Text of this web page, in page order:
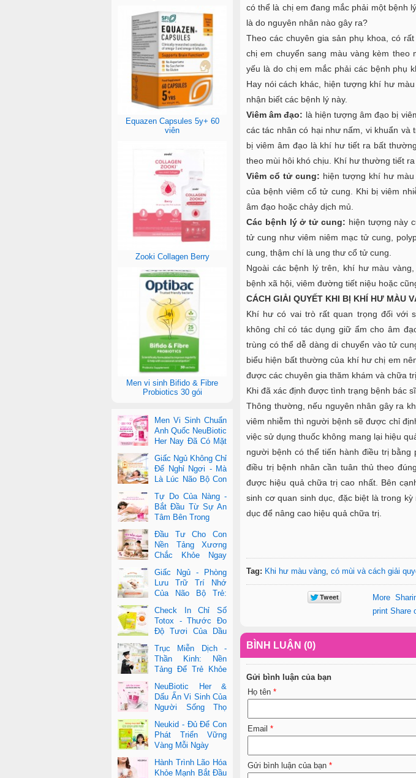
có thể là chị em đang mắc phải một bệnh
là do nguyên nhân nào gây ra?
Theo các chuyên gia sản phụ khoa, có
chị em chuyển sang màu vàng kèm theo
yếu là do chị em mắc phải các bệnh phụ
Hay nói cách khác, hiện tượng khí hư
nhận biết các bệnh lý này.
Viêm âm đạo: là hiện tượng âm đạo bị
các tác nhân có hại như nấm, vi khuẩn
bị viêm âm đạo là khí hư tiết ra bất
theo mùi hôi khó chịu. Khí hư thường tiết
Viêm cổ tử cung: hiện tượng khí hư
của bệnh viêm cổ tử cung. Khi bị viêm
âm đạo hoặc chảy dịch mủ.
Các bệnh lý ở tử cung: hiện tượng này
tử cung như viêm niêm mạc tử cung,
cung, thậm chí là ung thư cổ tử cung.
Ngoài các bệnh lý trên, khí hư màu
bệnh xã hội, viêm đường tiết niệu hoặc
CÁCH GIẢI QUYẾT KHI BỊ KHÍ HƯ MÀU
Khí hư có vai trò rất quan trọng đối với
không chỉ có tác dụng giữ ẩm cho âm
trùng có thể dễ dàng di chuyển vào tử
biểu hiện bất thường của khí hư chị em
được các chuyên gia thăm khám và chữa
Khi đã xác định được tình trạng bệnh bác
Thông thường, nếu nguyên nhân gây ra
viêm nhiễm thì người bệnh sẽ được chỉ
việc sử dụng thuốc không mang lại hiệu
người bệnh có thể tiến hành điều trị
điều trị bệnh nhân cần tuân thủ theo
được hiệu quả chữa trị cao nhất. Bên
sinh cơ quan sinh dục, đặc biệt là trong
dục để nâng cao hiệu quả chữa trị.
Tag: Khi hư màu vàng, có mùi và cách giải
More
print Share
BÌNH LUẬN (0)
Gửi bình luận của bạn
Họ tên *
Email *
Gửi bình luận của bạn *
Equazen Capsules 5y+ 60
viên
Zooki Collagen Berry
Men vi sinh Bifido & Fibre
Probiotics 30 gói
Men Vi Sinh Chuẩn
Anh Quốc NeuBiotic
Her Nay Đã Có Mặt
Quốc
Giấc Ngủ Không Chỉ
Để Nghỉ Ngơi - Mà
Là Lúc Não Bộ Con
Tự Do Của Nàng -
Bắt Đầu Từ Sự An
Tâm Bên Trong
Đầu Tư Cho Con
Nền Tảng Xương
Chắc Khỏe Ngay
Giấc Ngủ - Phòng
Lưu Trữ Trí Nhớ
Của Não Bộ Trẻ:
Của DHA Và Vi ChấtCheck In Chỉ Số
Totox - Thước Đo
Độ Tươi Của Dầu
Cá Cao Cấp
Trục Miễn Dịch -
Thần Kinh: Nền
Tảng Để Trẻ Khỏe
Vượt Trội
NeuBiotic Her &
Dấu Ấn Vi Sinh Của
Người Sống Thọ
Một Cuộc Sống Khỏe Dài Lâu
Neukid - Đủ Để Con
Phát Triển Vững
Vàng Mỗi Ngày
Hành Trình Lão Hóa
Khỏe Mạnh Bắt Đầu